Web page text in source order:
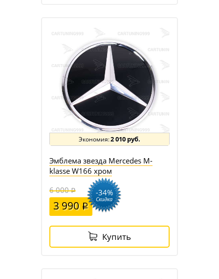
2 010 руб.
Эмблема звезда Mercedes M-
klasse W166 хром
6 000
3 990
-34%
Скидка
Купить